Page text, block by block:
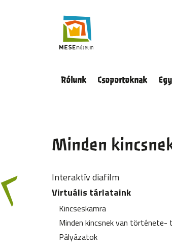
navigáció
Rólunk Csoportoknak
Minden
Interaktív diafilm
Virtuális tárlataink
Kincseskamra
Minden kincsnek van története-
Pályázatok